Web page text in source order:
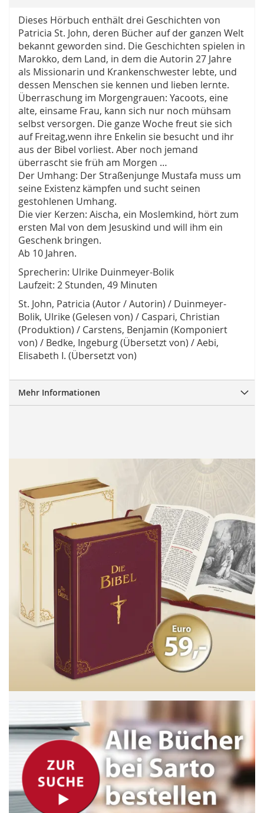
Dieses Hörbuch enthält drei Geschichten von
Patricia St. John, deren Bücher auf der ganzen Welt
bekannt geworden sind. Die Geschichten spielen in
Marokko, dem Land, in dem die Autorin 27 Jahre
als Missionarin und Krankenschwester lebte, und
dessen Menschen sie kennen und lieben lernte.
Überraschung im Morgengrauen: Yacoots, eine
alte, einsame Frau, kann sich nur noch mühsam
selbst versorgen. Die ganze Woche freut sie sich
auf Freitag,wenn ihre Enkelin sie besucht und ihr
aus der Bibel vorliest. Aber noch jemand
überrascht sie früh am Morgen …
Der Umhang: Der Straßenjunge Mustafa muss um
seine Existenz kämpfen und sucht seinen
gestohlenen Umhang.
Die vier Kerzen: Aischa, ein Moslemkind, hört zum
ersten Mal von dem Jesuskind und will ihm ein
Geschenk bringen.
Ab 10 Jahren.
Sprecherin: Ulrike Duinmeyer-Bolik
Laufzeit: 2 Stunden, 49 Minuten
St. John, Patricia (Autor / Autorin) / Duinmeyer-
Bolik, Ulrike (Gelesen von) / Caspari, Christian
(Produktion) / Carstens, Benjamin (Komponiert
von) / Bedke, Ingeburg (Übersetzt von) / Aebi,
Elisabeth I. (Übersetzt von)
Mehr Informationen